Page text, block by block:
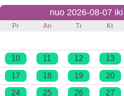
nuo 2026-08-07
Pr An Tr Kt
10 11 12 13
17 18 19 20
24 25 26 27